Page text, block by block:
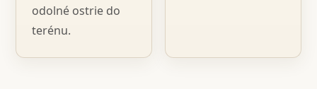
odolné ostrie do
terénu.